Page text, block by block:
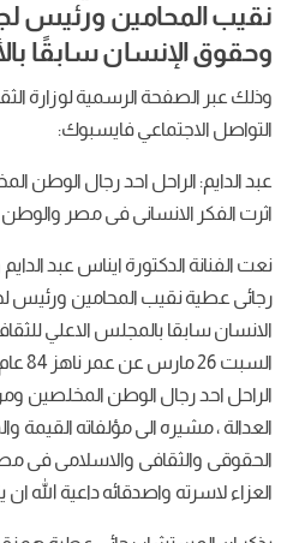
نقيب المحامين ورئيس
وحقوق الإنسان سابقًا
وذلك عبر الصفحة الرسمية لوزارة
التواصل الاجتماعي فايسبوك:
عبد الدايم: الراحل احد رجال الوطن
اثرت الفكر الانسانى فى مصر والوطن
نعت الفنانة الدكتورة ايناس عبد
رجائى عطية نقيب المحامين ورئيس
الانسان سابقا بالمجلس الاعلي
الراحل احد رجال الوطن المخلصين
العدالة ، مشيره الى مؤلفاته القيمة
الحقوقى والثقافى والاسلامى فى
العزاء لاسرته واصدقائه داعية الله